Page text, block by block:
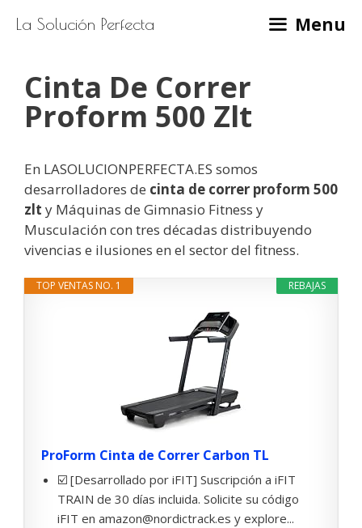
La Solución Perfecta Menu
Cinta De Correr
Proform 500 Zlt
En LASOLUCIONPERFECTA.ES somos
desarrolladores de cinta de correr proform 500
zlt y Máquinas de Gimnasio Fitness y
Musculación con tres décadas distribuyendo
vivencias e ilusiones en el sector del fitness.
REBAJAS
TOP VENTAS NO. 1
ProForm Cinta de Correr Carbon TL
☑️ [Desarrollado por iFIT] Suscripción a iFIT
TRAIN de 30 días incluida. Solicite su código
iFIT en amazon@nordictrack.es y explore...